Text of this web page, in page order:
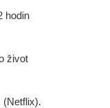
hodin
život